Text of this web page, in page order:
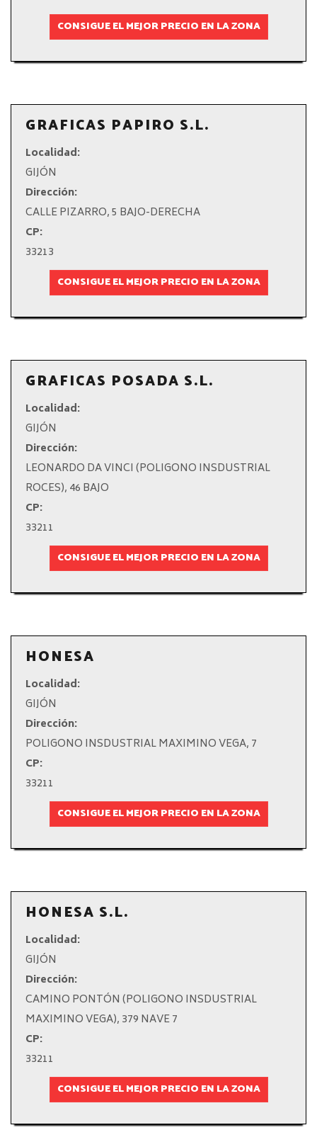
CONSIGUE EL MEJOR PRECIO EN LA ZONA
GRAFICAS PAPIRO S.L.
Localidad:
GIJÓN
Dirección:
CALLE PIZARRO, 5 BAJO-DERECHA
CP:
33213
CONSIGUE EL MEJOR PRECIO EN LA ZONA
GRAFICAS POSADA S.L.
Localidad:
GIJÓN
Dirección:
LEONARDO DA VINCI (POLIGONO INSDUSTRIAL
ROCES), 46 BAJO
CP:
33211
CONSIGUE EL MEJOR PRECIO EN LA ZONA
HONESA
Localidad:
GIJÓN
Dirección:
POLIGONO INSDUSTRIAL MAXIMINO VEGA, 7
CP:
33211
CONSIGUE EL MEJOR PRECIO EN LA ZONA
HONESA S.L.
Localidad:
GIJÓN
Dirección:
CAMINO PONTÓN (POLIGONO INSDUSTRIAL
MAXIMINO VEGA), 379 NAVE 7
CP:
33211
CONSIGUE EL MEJOR PRECIO EN LA ZONA